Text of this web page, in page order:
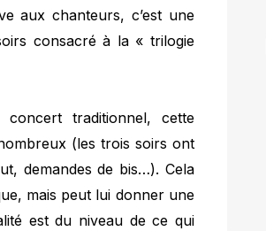
aux chanteurs, c’est une
consacré à la « trilogie
traditionnel, cette
(les trois soirs ont
demandes de bis…). Cela
mais peut lui donner une
est du niveau de ce qui